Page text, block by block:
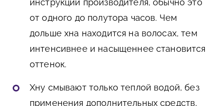
инструкции производителя, обычно это
от одного до полутора часов. Чем
дольше хна находится на волосах, тем
интенсивнее и насыщеннее становится
оттенок.
Хну смывают только теплой водой, без
применения дополнительных средств,